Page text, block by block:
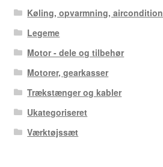
Køling, opvarmning, aircondition
Legeme
Motor - dele og tilbehør
Motorer, gearkasser
Trækstænger og kabler
Ukategoriseret
Værktøjssæt